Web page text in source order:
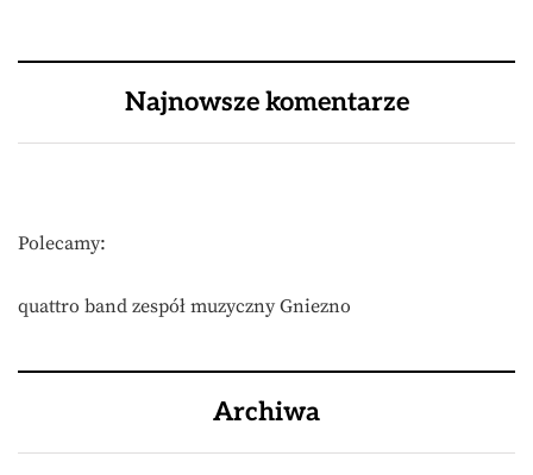
Najnowsze komentarze
Polecamy:
quattro band zespół muzyczny Gniezno
Archiwa